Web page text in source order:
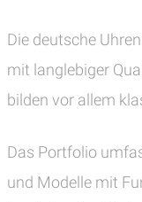
Die deutsche
mit langlebiger
bilden vor allem
Das Portfolio
und Modelle mit